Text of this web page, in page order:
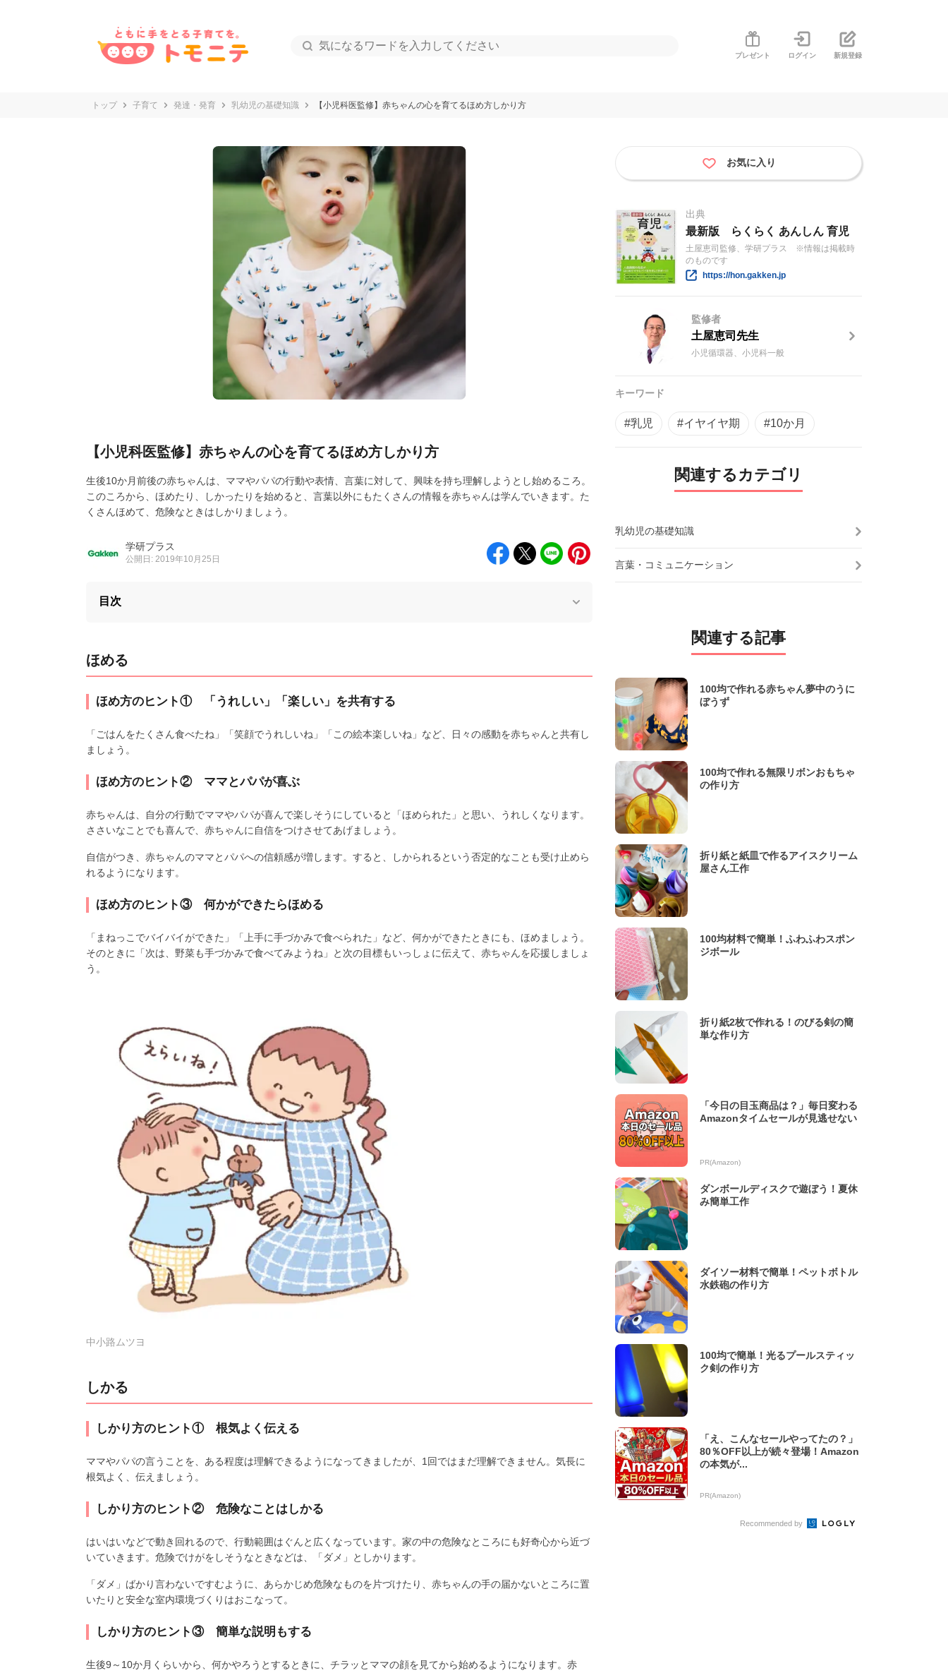
プレゼント ログイン 新規登録
トップ 子育て 発達・発育 乳幼児の基礎知識 【小児科医監修】赤ちゃんの心を育てるほめ方しかり方
【小児科医監修】赤ちゃんの心を育てるほめ方しかり方
生後10か月前後の赤ちゃんは、ママやパパの行動や表情、言葉に対して、興味を持ち理解しようとし始めるころ。
このころから、ほめたり、しかったりを始めると、言葉以外にもたくさんの情報を赤ちゃんは学んでいきます。た
くさんほめて、危険なときはしかりましょう。
学研プラス
公開日: 2019年10月25日
目次
ほめる
ほめ方のヒント① 「うれしい」「楽しい」を共有する
「ごはんをたくさん食べたね」「笑顔でうれしいね」「この絵本楽しいね」など、日々の感動を赤ちゃんと共有し
ましょう。
ほめ方のヒント② ママとパパが喜ぶ
赤ちゃんは、自分の行動でママやパパが喜んで楽しそうにしていると「ほめられた」と思い、うれしくなります。
ささいなことでも喜んで、赤ちゃんに自信をつけさせてあげましょう。
自信がつき、赤ちゃんのママとパパへの信頼感が増します。すると、しかられるという否定的なことも受け止めら
れるようになります。
ほめ方のヒント③ 何かができたらほめる
「まねっこでバイバイができた」「上手に手づかみで食べられた」など、何かができたときにも、ほめましょう。
そのときに「次は、野菜も手づかみで食べてみようね」と次の目標もいっしょに伝えて、赤ちゃんを応援しましょ
う。
中小路ムツヨ
しかる
しかり方のヒント① 根気よく伝える
ママやパパの言うことを、ある程度は理解できるようになってきましたが、1回ではまだ理解できません。気長に
根気よく、伝えましょう。
しかり方のヒント② 危険なことはしかる
はいはいなどで動き回れるので、行動範囲はぐんと広くなっています。家の中の危険なところにも好奇心から近づ
いていきます。危険でけがをしそうなときなどは、「ダメ」としかります。
「ダメ」ばかり言わないですむように、あらかじめ危険なものを片づけたり、赤ちゃんの手の届かないところに置
いたりと安全な室内環境づくりはおこなって。
しかり方のヒント③ 簡単な説明もする
生後9～10か月くらいから、何かやろうとするときに、チラッとママの顔を見てから始めるようになります。赤
お気に入り
出典
最新版 らくらく あんしん 育児
土屋恵司監修、学研プラス ※情報は掲載時
のものです
https://hon.gakken.jp
監修者
土屋恵司先生
小児循環器、小児科一般
キーワード
#乳児 #イヤイヤ期 #10か月
関連するカテゴリ
乳幼児の基礎知識
言葉・コミュニケーション
関連する記事
100均で作れる赤ちゃん夢中のうに
ぼうず
100均で作れる無限リボンおもちゃ
の作り方
折り紙と紙皿で作るアイスクリーム
屋さん工作
100均材料で簡単！ふわふわスポン
ジボール
折り紙2枚で作れる！のびる剣の簡
単な作り方
「今日の目玉商品は？」毎日変わる
Amazonタイムセールが見逃せない
PR(Amazon)
ダンボールディスクで遊ぼう！夏休
み簡単工作
ダイソー材料で簡単！ペットボトル
水鉄砲の作り方
100均で簡単！光るプールスティッ
ク剣の作り方
「え、こんなセールやってたの？」
80％OFF以上が続々登場！Amazon
の本気が...
PR(Amazon)
Recommended by